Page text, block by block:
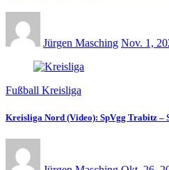
Jürgen Masching Nov. 1,
Fußball Kreisliga
Kreisliga Nord (Video): SpVgg Trabitz –